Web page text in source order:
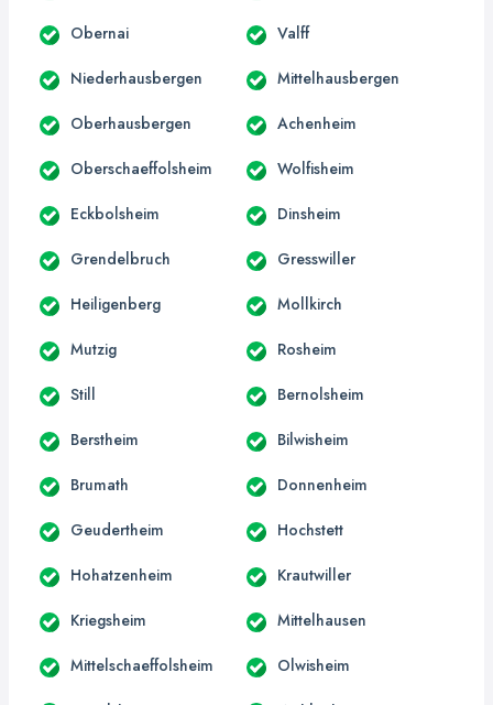
Obernai Valff
Niederhausbergen Mittelhausbergen
Oberhausbergen Achenheim
Oberschaeffolsheim Wolfisheim
Eckbolsheim Dinsheim
Grendelbruch Gresswiller
Heiligenberg Mollkirch
Mutzig Rosheim
Still Bernolsheim
Berstheim Bilwisheim
Brumath Donnenheim
Geudertheim Hochstett
Hohatzenheim Krautwiller
Kriegsheim Mittelhausen
Mittelschaeffolsheim Olwisheim